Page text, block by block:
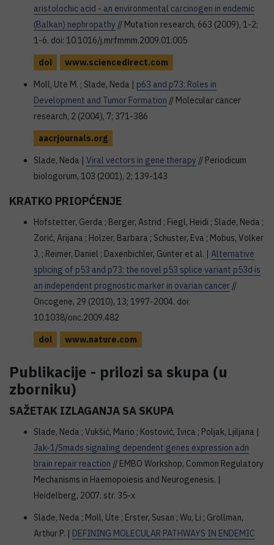
aristolochic acid - an environmental carcinogen in endemic
(Balkan) nephropathy // Mutation research, 663 (2009), 1-2;
1-6. doi: 10.1016/j.mrfmmm.2009.01.005
doi
www.sciencedirect.com
Moll, Ute M. ; Slade, Neda | p63 and p73: Roles in
Development and Tumor Formation // Molecular cancer
research, 2 (2004), 7; 371-386
aacrjournals.org
Slade, Neda | Viral vectors in gene therapy // Periodicum
biologorum, 103 (2001), 2; 139-143
KRATKO PRIOPĆENJE
Hofstetter, Gerda ; Berger, Astrid ; Fiegl, Heidi ; Slade, Neda ;
Zorić, Arijana ; Holzer, Barbara ; Schuster, Eva ; Mobus, Volker
J. ; Reimer, Daniel ; Daxenbichler, Günter et al. | Alternative
splicing of p53 and p73: the novel p53 splice variant p53d is
an independent prognostic marker in ovarian cancer //
Oncogene, 29 (2010), 13; 1997-2004. doi:
10.1038/onc.2009.482
doi
www.nature.com
Publikacije - prilozi sa skupa (u
zborniku)
SAŽETAK IZLAGANJA SA SKUPA
Slade, Neda ; Vukšić, Mario ; Kostović, Ivica ; Poljak, Ljiljana |
Jak-1/Smads signaling dependent genes expression adn
brain repair reaction // EMBO Workshop, Common Regulatory
Mechanisms in Haemopoiesis and Neurogenesis. |
Heidelberg, 2007. str. 35-x
Slade, Neda ; Moll, Ute ; Erster, Susan ; Wu, Li ; Grollman,
Arthur P. | DEFINING MOLECULAR PATHWAYS IN ENDEMIC